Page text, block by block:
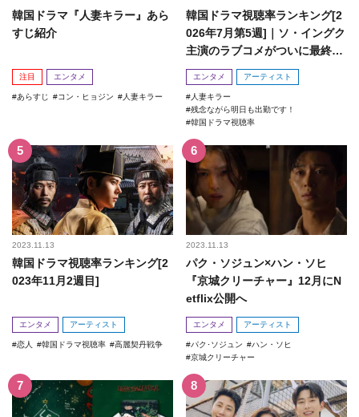
韓国ドラマ『人妻キラー』あら
すじ紹介
注目 エンタメ
あらすじ コン・ヒョジン 人妻キラー
韓国ドラマ視聴率ランキング[2
026年7月第5週]｜ソ・イングク
主演のラブコメがついに最終
回！
エンタメ アーティスト
人妻キラー
残念ながら明日も出勤です！
韓国ドラマ視聴率
2023.11.13
韓国ドラマ視聴率ランキング[2
023年11月2週目]
エンタメ アーティスト
恋人 韓国ドラマ視聴率 高麗契丹戦争
2023.11.13
パク・ソジュン×ハン・ソヒ
『京城クリーチャー』12月にN
etflix公開へ
エンタメ アーティスト
パク･ソジュン
ハン・ソヒ
京城クリーチャー